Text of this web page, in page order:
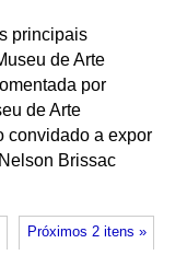
principais
de Arte
por
de Arte
convidado a expor
Brissac
Próximos 2 itens »